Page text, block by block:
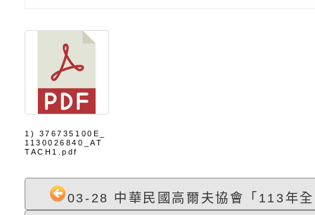
姻怎麼翻譯－青少年
工作坊」、「愛『原
親子共學同樂會」、
代愛在陪伴」、「親
時光」海報
親職教育講座「如何
情緒力？—用SEL玩
子溝通之秘訣」
有關財團法人中華國
礙者生命教育推廣協
「環保愛台灣」第五
礙者中小學生環保繪
檢送行政院新聞傳播
月份公共服務政策溝
訊
有關桃園市政府家庭
辦理115年原住民家
『原原』不絕－親子
桃園市大溪區田心國
理「桃園市115年度
轉知中華民國全國家
1) 376735100E_
1130026840_AT
TACH1.pdf
03-28 中華民國高爾夫協會「113年